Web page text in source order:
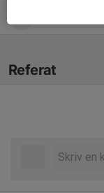
Referat